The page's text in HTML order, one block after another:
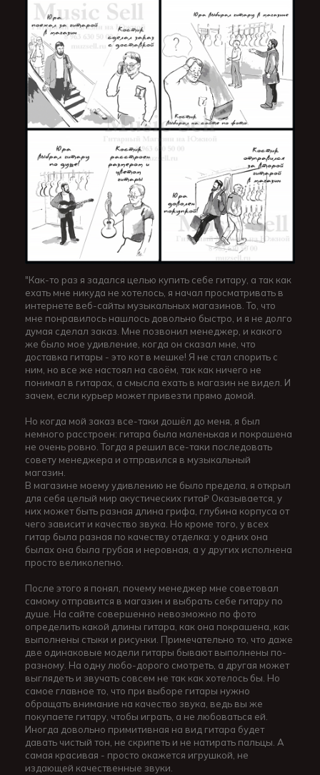
"Как-то раз я задался целью купить себе гитару, а так как
ехать мне никуда не хотелось, я начал просматривать в
интернете веб-сайты музыкальных магазинов. То, что
мне понравилось нашлось довольно быстро, и я не долго
думая сделал заказ. Мне позвонил менеджер, и какого
же было мое удивление, когда он сказал мне, что
доставка гитары - это кот в мешке! Я не стал спорить с
ним, но все же настоял на своём, так как ничего не
понимал в гитарах, а смысла ехать в магазин не видел. И
зачем, если курьер может привезти прямо домой.
Но когда мой заказ все-таки дошёл до меня, я был
немного расстроен: гитара была маленькая и покрашена
не очень ровно. Тогда я решил все-таки последовать
совету менеджера и отправился в музыкальный
магазин.
В магазине моему удивлению не было предела, я открыл
для себя целый мир акустических гита₽ Оказывается, у
них может быть разная длина грифа, глубина корпуса от
чего зависит и качество звука. Но кроме того, у всех
гитар была разная по качеству отделка: у одних она
былах она была грубая и неровная, а у других исполнена
просто великолепно.
После этого я понял, почему менеджер мне советовал
самому отправится в магазин и выбрать себе гитару по
душе. На сайте совершенно невозможно по фото
определить какой длины гитара, как она покрашена, как
выполнены стыки и рисунки. Примечательно то, что даже
две одинаковые модели гитары бывают выполнены по-
разному. На одну любо-дорого смотреть, а другая может
выглядеть и звучать совсем не так как хотелось бы. Но
самое главное то, что при выборе гитары нужно
обращать внимание на качество звука, ведь вы же
покупаете гитару, чтобы играть, а не любоваться ей.
Иногда довольно примитивная на вид гитара будет
давать чистый тон, не скрипеть и не натирать пальцы. А
самая красивая - просто окажется игрушкой, не
издающей качественные звуки.